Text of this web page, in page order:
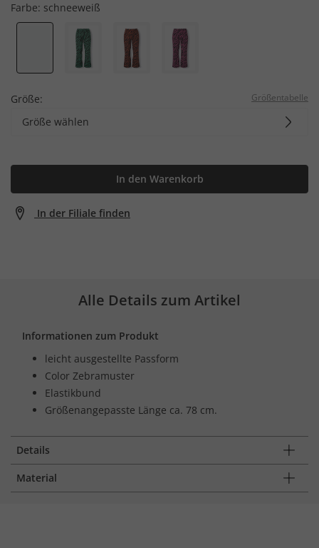
Farbe: schneeweiß
Größe: Größentabelle
Größe wählen
In den Warenkorb
In der Filiale finden
Alle Details zum Artikel
Informationen zum Produkt
leicht ausgestellte Passform
Color Zebramuster
Elastikbund
Größenangepasste Länge ca. 78 cm.
Details
Material